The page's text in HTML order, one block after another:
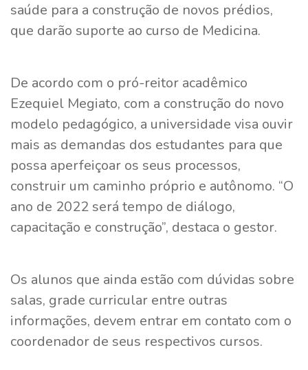
saúde para a construção de novos prédios,
que darão suporte ao curso de Medicina.
De acordo com o pró-reitor acadêmico
Ezequiel Megiato, com a construção do novo
modelo pedagógico, a universidade visa ouvir
mais as demandas dos estudantes para que
possa aperfeiçoar os seus processos,
construir um caminho próprio e autônomo. “O
ano de 2022 será tempo de diálogo,
capacitação e construção”, destaca o gestor.
Os alunos que ainda estão com dúvidas sobre
salas, grade curricular entre outras
informações, devem entrar em contato com o
coordenador de seus respectivos cursos.